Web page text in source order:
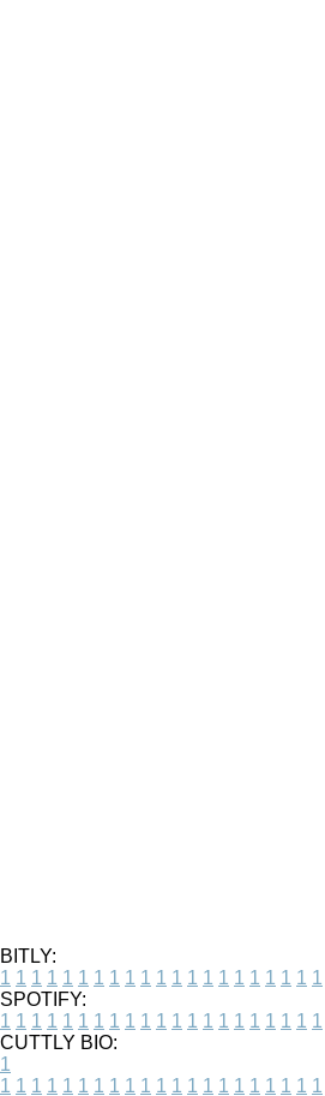
BITLY:
1 1 1 1 1 1 1 1 1 1 1 1 1 1 1 1 1 1 1 1 1
SPOTIFY:
1 1 1 1 1 1 1 1 1 1 1 1 1 1 1 1 1 1 1 1 1
CUTTLY BIO:
1
1 1 1 1 1 1 1 1 1 1 1 1 1 1 1 1 1 1 1 1 1